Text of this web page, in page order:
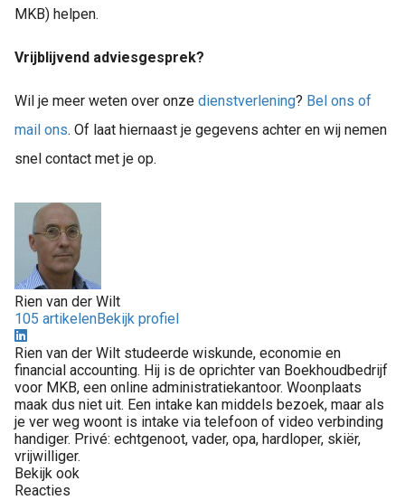
MKB) helpen.
Vrijblijvend adviesgesprek?
Wil je meer weten over onze dienstverlening? Bel ons of
mail ons. Of laat hiernaast je gegevens achter en wij nemen
snel contact met je op.
Rien van der Wilt
105 artikelenBekijk profiel
Rien van der Wilt studeerde wiskunde, economie en
financial accounting. Hij is de oprichter van Boekhoudbedrijf
voor MKB, een online administratiekantoor. Woonplaats
maak dus niet uit. Een intake kan middels bezoek, maar als
je ver weg woont is intake via telefoon of video verbinding
handiger. Privé: echtgenoot, vader, opa, hardloper, skiër,
vrijwilliger.
Bekijk ook
Reacties